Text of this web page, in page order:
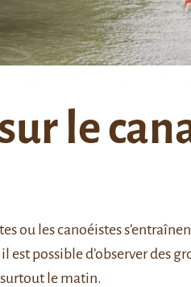
le
ou les canoéistes
est possible d’observer des
le matin.